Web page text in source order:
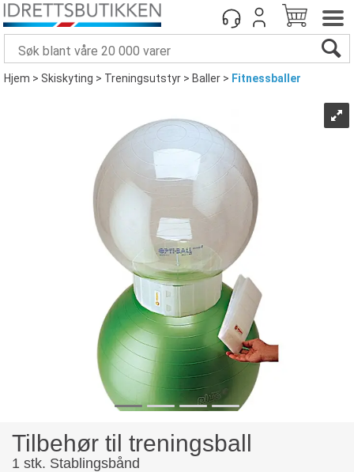
Hjem>Skiskyting>Treningsutstyr>Baller> Fitnessballer
Tilbehør til treningsball
1 stk. Stablingsbånd